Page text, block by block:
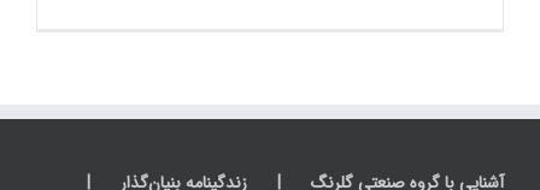
آشنایی با گروه صنعتی گلرنگ زندگینامه بنیان‌گذار